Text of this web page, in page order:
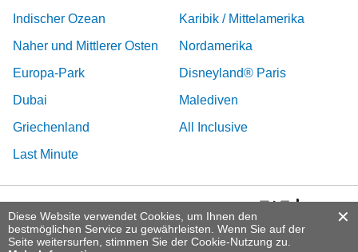
Diese Website verwendet Cookies, um Ihnen den
bestmöglichen Service zu gewährleisten. Wenn Sie auf der
Seite weitersurfen, stimmen Sie der Cookie-Nutzung zu.
Indischer Ozean
Karibik / Mittelamerika
Naher und Mittlerer Osten
Nordamerika
Europa-Park
Disneyland® Paris
Dubai
Malediven
Griechenland
All Inclusive
Last Minute